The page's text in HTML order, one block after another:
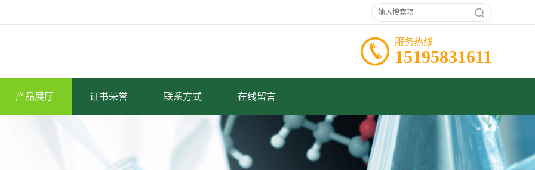
服务热线
15195831611
产品展厅 证书荣誉 联系方式 在线留言